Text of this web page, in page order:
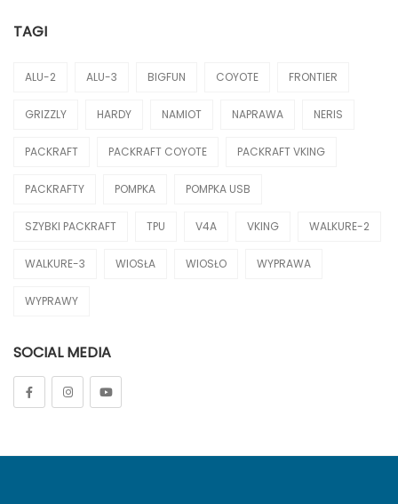
TAGI
ALU-2 ALU-3 BIGFUN COYOTE FRONTIER
GRIZZLY HARDY NAMIOT NAPRAWA NERIS
PACKRAFT PACKRAFT COYOTE PACKRAFT VKING
PACKRAFTY POMPKA POMPKA USB
SZYBKI PACKRAFT TPU V4A VKING WALKURE-2
WALKURE-3 WIOSŁA WIOSŁO WYPRAWA
WYPRAWY
SOCIAL MEDIA